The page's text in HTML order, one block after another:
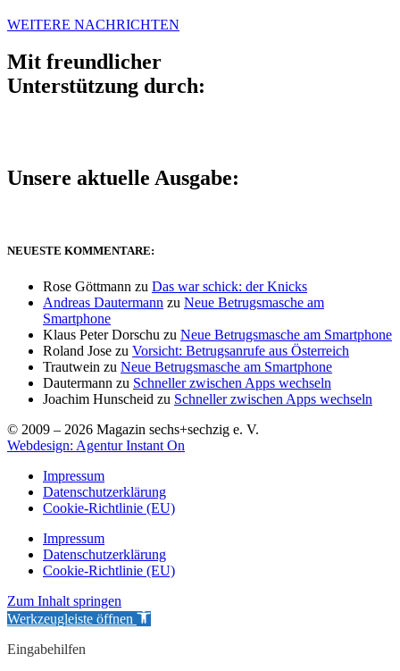
WEITERE NACHRICHTEN
Mit freundlicher
Unterstützung durch:
Unsere aktuelle Ausgabe:
NEUESTE KOMMENTARE:
Rose Göttmann zu Das war schick: der Knicks
Andreas Dautermann zu Neue Betrugsmasche am
Smartphone
Klaus Peter Dorschu zu Neue Betrugsmasche am Smartphone
Roland Jose zu Vorsicht: Betrugsanrufe aus Österreich
Trautwein zu Neue Betrugsmasche am Smartphone
Dautermann zu Schneller zwischen Apps wechseln
Joachim Hunscheid zu Schneller zwischen Apps wechseln
© 2009 – 2026 Magazin sechs+sechzig e. V.
Webdesign: Agentur Instant On
Impressum
Datenschutzerklärung
Cookie-Richtlinie (EU)
Impressum
Datenschutzerklärung
Cookie-Richtlinie (EU)
Zum Inhalt springen
Werkzeugleiste öffnen
Eingabehilfen